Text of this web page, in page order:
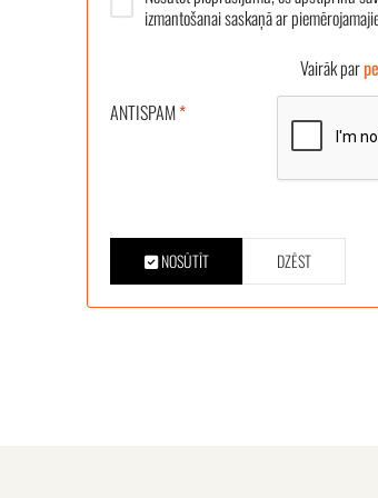
izmantošanai saskaņā ar
Vairāk par
ANTISPAM*
NOSŪTĪT DZĒST